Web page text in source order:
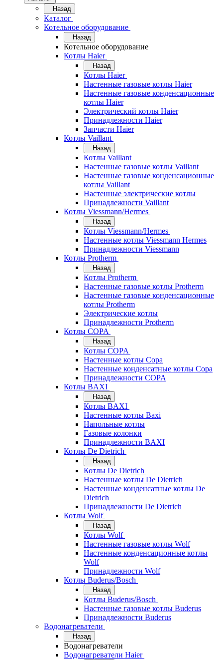
Назад
Каталог
Котельное оборудование
Назад
Котельное оборудование
Котлы Haier
Назад
Котлы Haier
Настенные газовые котлы Haier
Настенные газовые конденсационные
котлы Haier
Электрический котлы Haier
Принадлежности Haier
Запчасти Haier
Котлы Vaillant
Назад
Котлы Vaillant
Настенные газовые котлы Vaillant
Настенные газовые конденсационные
котлы Vaillant
Настенные электрические котлы
Принадлежности Vaillant
Котлы Viessmann/Hermes
Назад
Котлы Viessmann/Hermes
Настенные котлы Viessmann Hermes
Принадлежности Viessmann
Котлы Protherm
Назад
Котлы Protherm
Настенные газовые котлы Protherm
Настенные газовые конденсационные
котлы Protherm
Электрические котлы
Принадлежности Protherm
Котлы COPA
Назад
Котлы COPA
Настенные котлы Copa
Настенные конденсатные котлы Copa
Принадлежности COPA
Котлы BAXI
Назад
Котлы BAXI
Настенные котлы Baxi
Напольные котлы
Газовые колонки
Принадлежности BAXI
Котлы De Dietrich
Назад
Котлы De Dietrich
Настенные котлы De Dietrich
Настенные конденсатные котлы De
Dietrich
Принадлежности De Dietrich
Котлы Wolf
Назад
Котлы Wolf
Настенные газовые котлы Wolf
Настенные конденсационные котлы
Wolf
Принадлежности Wolf
Котлы Buderus/Bosch
Назад
Котлы Buderus/Bosch
Настенные газовые котлы Buderus
Принадлежности Buderus
Водонагреватели
Назад
Водонагреватели
Водонагреватели Haier